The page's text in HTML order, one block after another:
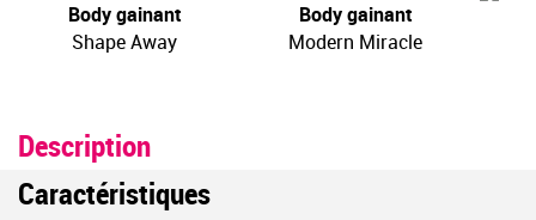
Body gainant
Shape Away
Body gainant
Modern Miracle
Description
Caractéristiques